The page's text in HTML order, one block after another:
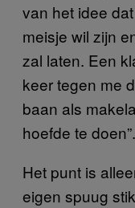
van het idee
meisje wil zijn
zal laten. Een
keer tegen me
baan als
hoefde te doen”.
Het punt is
eigen spuug